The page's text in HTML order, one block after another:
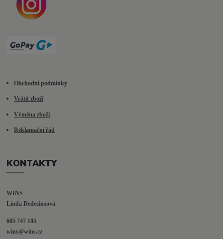
Obchodní podmínky
Vrátit zboží
Výměna zboží
Reklamační řád
KONTAKTY
WINS
Linda Dedeciusová
605 747 185
wins@wins.cz